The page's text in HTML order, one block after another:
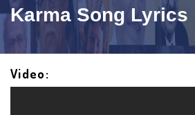
Karma Song Lyrics
Video: